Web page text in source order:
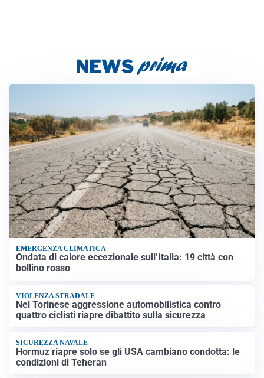
EMERGENZA CLIMATICA
Ondata di calore eccezionale sull’Italia: 19 città con
bollino rosso
VIOLENZA STRADALE
Nel Torinese aggressione automobilistica contro
quattro ciclisti riapre dibattito sulla sicurezza
SICUREZZA NAVALE
Hormuz riapre solo se gli USA cambiano condotta: le
condizioni di Teheran